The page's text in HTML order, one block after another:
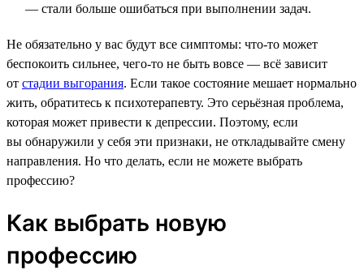
— стали больше ошибаться при выполнении задач.
Не обязательно у вас будут все симптомы: что-то может
беспокоить сильнее, чего-то не быть вовсе — всё зависит
от стадии выгорания. Если такое состояние мешает нормально
жить, обратитесь к психотерапевту. Это серьёзная проблема,
которая может привести к депрессии. Поэтому, если
вы обнаружили у себя эти признаки, не откладывайте смену
направления. Но что делать, если не можете выбрать
профессию?
Как выбрать новую
профессию